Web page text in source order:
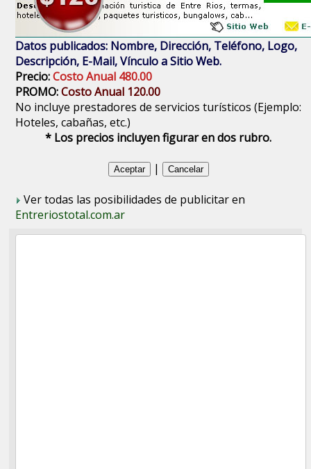
Datos publicados: Nombre, Dirección, Teléfono, Logo,
Descripción, E-Mail, Vínculo a Sitio Web.
Precio:Costo Anual 480.00
PROMO:Costo Anual 120.00
No incluye prestadores de servicios turísticos (Ejemplo:
Hoteles, cabañas, etc.)
* Los precios incluyen figurar en dos rubro.
|
Ver todas las posibilidades de publicitar en
Entreriostotal.com.ar